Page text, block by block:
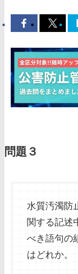
問題３
水質汚濁防
関する記述
べき語句の
はどれか。